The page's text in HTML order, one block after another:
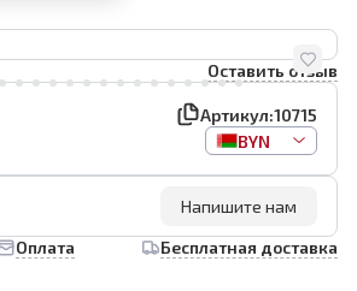
Оставить отзыв
Артикул:10715
BYN
Напишите нам
Оплата Бесплатная доставка